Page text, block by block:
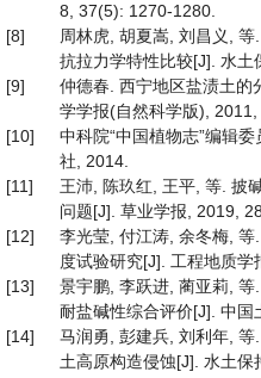
8, 37(5): 1270-1280.
[8]
周林虎, 胡夏嵩, 刘昌义,
抗拉力学特性比较[J]. 水
[9]
仲德春. 西宁地区盐渍土的
学学报(自然科学版), 2011,
[10]
中科院“中国植物志”编辑
社, 2014.
[11]
王沛, 陈玖红, 王平, 等. 披
问题[J]. 草业学报, 2019,
[12]
李光莹, 付江涛, 余冬梅,
度试验研究[J]. 工程地质
[13]
景宇鹏, 李跃进, 蔺亚莉,
耐盐碱性综合评价[J]. 中国
[14]
马润勇, 彭建兵, 刘利年,
土高原构造侵蚀[J]. 水土保